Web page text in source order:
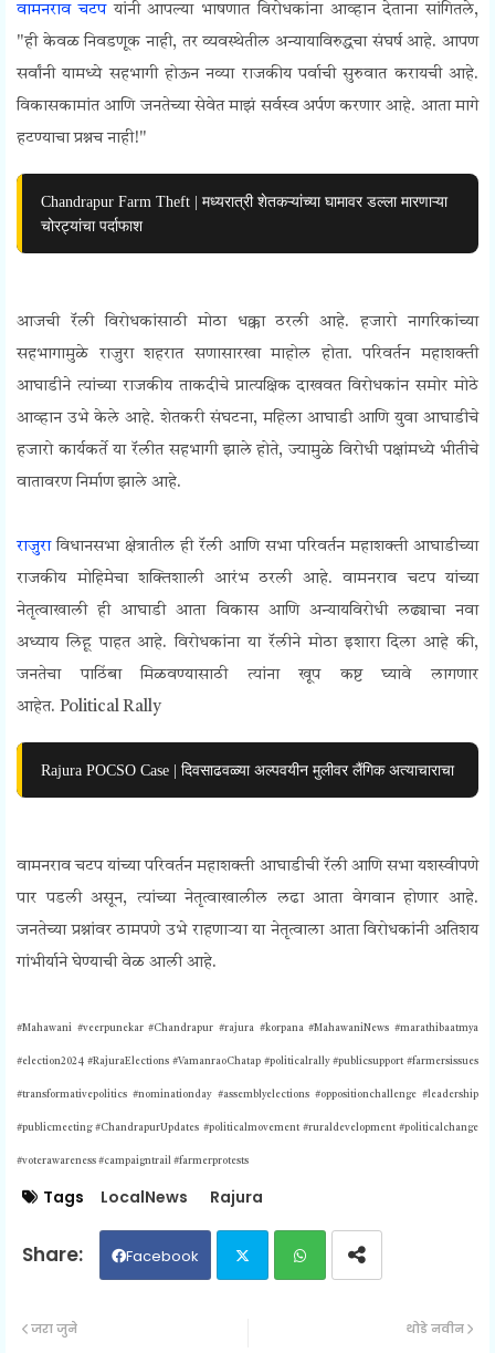
वामनराव चटपयांनी आपल्या भाषणात विरोधकांना आव्हान देताना सांगितले,
"ही केवळ निवडणूक नाही, तर व्यवस्थेतील अन्यायाविरुद्धचा संघर्ष आहे. आपण
सर्वांनी यामध्ये सहभागी होऊन नव्या राजकीय पर्वाची सुरुवात करायची आहे.
विकासकामांत आणि जनतेच्या सेवेत माझं सर्वस्व अर्पण करणार आहे. आता मागे
हटण्याचा प्रश्नच नाही!"
Chandrapur Farm Theft | मध्यरात्री शेतकऱ्यांच्या घामावर डल्ला मारणाऱ्या
चोरट्यांचा पर्दाफाश
आजची रॅली विरोधकांसाठी मोठा धक्का ठरली आहे. हजारो नागरिकांच्या
सहभागामुळे राजुरा शहरात सणासारखा माहोल होता. परिवर्तन महाशक्ती
आघाडीने त्यांच्या राजकीय ताकदीचे प्रात्यक्षिक दाखवत विरोधकांन समोर मोठे
आव्हान उभे केले आहे. शेतकरी संघटना, महिला आघाडी आणि युवा आघाडीचे
हजारो कार्यकर्ते या रॅलीत सहभागी झाले होते, ज्यामुळे विरोधी पक्षांमध्ये भीतीचे
वातावरण निर्माण झाले आहे.
राजुराविधानसभा क्षेत्रातील ही रॅली आणि सभा परिवर्तन महाशक्ती आघाडीच्या
राजकीय मोहिमेचा शक्तिशाली आरंभ ठरली आहे. वामनराव चटप यांच्या
नेतृत्वाखाली ही आघाडी आता विकास आणि अन्यायविरोधी लढ्याचा नवा
अध्याय लिहू पाहत आहे. विरोधकांना या रॅलीने मोठा इशारा दिला आहे की,
जनतेचा पाठिंबा मिळवण्यासाठी त्यांना खूप कष्ट घ्यावे लागणार
आहेत. Political Rally
Rajura POCSO Case | दिवसाढवळ्या अल्पवयीन मुलीवर लैंगिक अत्याचाराचा
वामनराव चटप यांच्या परिवर्तन महाशक्ती आघाडीची रॅली आणि सभा यशस्वीपणे
पार पडली असून, त्यांच्या नेतृत्वाखालील लढा आता वेगवान होणार आहे.
जनतेच्या प्रश्नांवर ठामपणे उभे राहणाऱ्या या नेतृत्वाला आता विरोधकांनी अतिशय
गांभीर्याने घेण्याची वेळ आली आहे.
#Mahawani #veerpunekar #Chandrapur #rajura #korpana #MahawaniNews #marathibaatmya
#election2024 #RajuraElections #VamanraoChatap #politicalrally #publicsupport #farmersissues
#transformativepolitics #nominationday #assemblyelections #oppositionchallenge #leadership
#publicmeeting #ChandrapurUpdates #politicalmovement #ruraldevelopment #politicalchange
#voterawareness #campaigntrail #farmerprotests
Tags LocalNews Rajura
Facebook
थोडे नवीन
जरा जुने